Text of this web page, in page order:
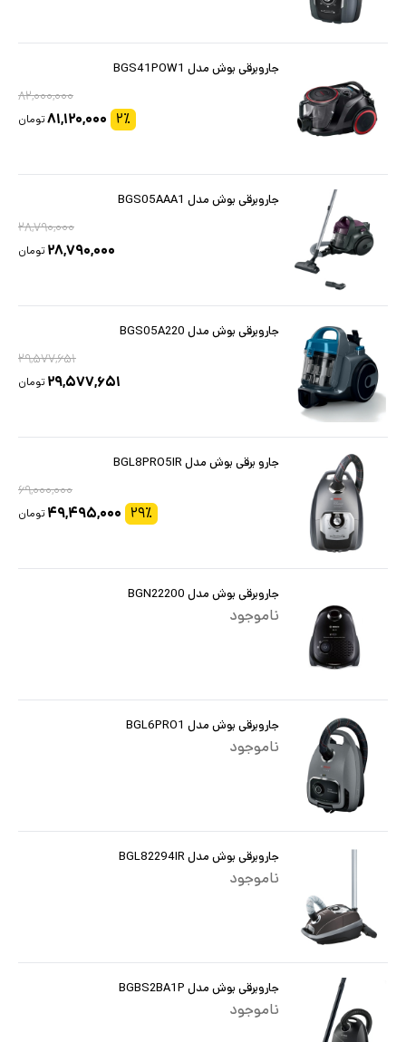
جاروبرقی بوش مدل BGS41POW1
۸۲,۰۰۰,۰۰۰
۲٪ ۸۱,۱۲۰,۰۰۰تومان
جاروبرقی بوش مدل BGS05AAA1
۲۸,۷۹۰,۰۰۰
۲۸,۷۹۰,۰۰۰ تومان
جاروبرقی بوش مدل BGS05A220
۲۹,۵۷۷,۶۵۱
۲۹,۵۷۷,۶۵۱ تومان
جارو برقی بوش مدل BGL8PRO5IR
۶۹,۰۰۰,۰۰۰
۲۹٪ ۴۹,۴۹۵,۰۰۰ تومان
جاروبرقی بوش مدل BGN22200
ناموجود
جاروبرقی بوش مدل BGL6PRO1
ناموجود
جاروبرقی بوش مدل BGL82294IR
ناموجود
جاروبرقی بوش مدل BGBS2BA1P
ناموجود